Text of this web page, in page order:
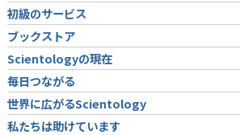
初級のサービス
ブックストア
Scientologyの現在
毎日つながる
世界に広がるScientology
私たちは助けています